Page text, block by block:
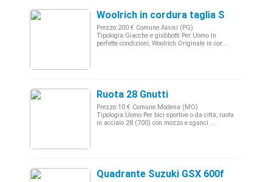
Woolrich in cordura taglia S
Prezzo:200 € Comune:Assisi (PG)
Tipologia:Giacche e giubbotti Per:Uomo In
perfette condizioni, Woolrich Originale in cor ...
Ruota 28 Gnutti
Prezzo:10 € Comune:Modena (MO)
Tipologia:Uomo Per bici sportive o da città, ruota
in acciaio 28 (700) con mozzo e sganci ...
Quadrante Suzuki GSX 600f